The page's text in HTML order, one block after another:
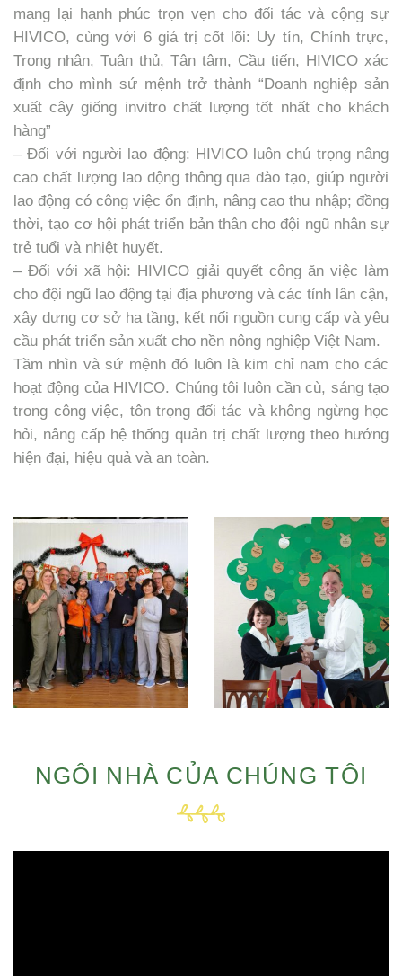
mang lại hạnh phúc trọn vẹn cho đối tác và cộng sự
HIVICO, cùng với 6 giá trị cốt lõi: Uy tín, Chính trực,
Trọng nhân, Tuân thủ, Tận tâm, Cầu tiến, HIVICO xác
định cho mình sứ mệnh trở thành “Doanh nghiệp sản
xuất cây giống invitro chất lượng tốt nhất cho khách
hàng”
– Đối với người lao động: HIVICO luôn chú trọng nâng
cao chất lượng lao động thông qua đào tạo, giúp người
lao động có công việc ổn định, nâng cao thu nhập; đồng
thời, tạo cơ hội phát triển bản thân cho đội ngũ nhân sự
trẻ tuổi và nhiệt huyết.
– Đối với xã hội: HIVICO giải quyết công ăn việc làm
cho đội ngũ lao động tại địa phương và các tỉnh lân cận,
xây dựng cơ sở hạ tầng, kết nối nguồn cung cấp và yêu
cầu phát triển sản xuất cho nền nông nghiệp Việt Nam.
Tầm nhìn và sứ mệnh đó luôn là kim chỉ nam cho các
hoạt động của HIVICO. Chúng tôi luôn cần cù, sáng tạo
trong công việc, tôn trọng đối tác và không ngừng học
hỏi, nâng cấp hệ thống quản trị chất lượng theo hướng
hiện đại, hiệu quả và an toàn.
NGÔI NHÀ CỦA CHÚNG TÔI